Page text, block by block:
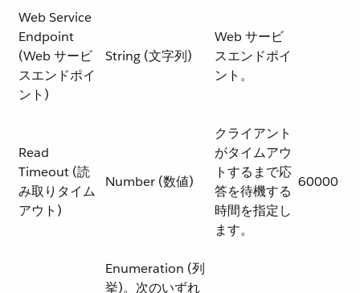
Web Service
Endpoint
(Web サービ
スエンドポイ
ント)
String (文字列)
Web サービ
スエンドポイ
ント。
Read
Timeout (読
み取りタイム
アウト)
Number (数値)
クライアント
がタイムアウ
トするまで応
答を待機する
時間を指定し
ます。
60000
Enumeration (列
挙)。次のいずれ